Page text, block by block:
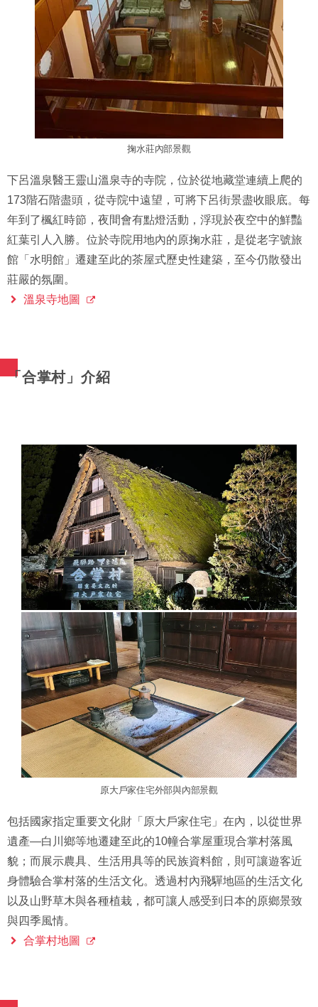
掬水莊內部景觀
下呂溫泉醫王靈山溫泉寺的寺院，位於從地藏堂連續上爬的
173階石階盡頭，從寺院中遠望，可將下呂街景盡收眼底。每
年到了楓紅時節，夜間會有點燈活動，浮現於夜空中的鮮豔
紅葉引人入勝。位於寺院用地內的原掬水莊，是從老字號旅
館「水明館」遷建至此的茶屋式歷史性建築，至今仍散發出
莊嚴的氛圍。
溫泉寺地圖
「合掌村」介紹
原大戶家住宅外部與內部景觀
包括國家指定重要文化財「原大戶家住宅」在內，以從世界
遺產—白川鄉等地遷建至此的10幢合掌屋重現合掌村落風
貌；而展示農具、生活用具等的民族資料館，則可讓遊客近
身體驗合掌村落的生活文化。透過村內飛驒地區的生活文化
以及山野草木與各種植栽，都可讓人感受到日本的原鄉景致
與四季風情。
合掌村地圖